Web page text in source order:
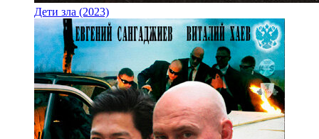
Дети зла (2023)